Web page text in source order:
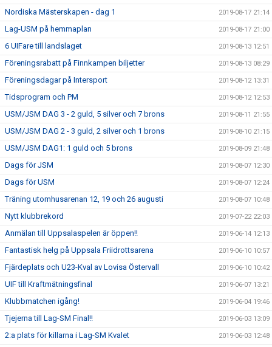
Nordiska Mästerskapen - dag 1 2019-08-17 21:14
Lag-USM på hemmaplan 2019-08-17 21:00
6 UIFare till landslaget 2019-08-13 12:51
Föreningsrabatt på Finnkampen biljetter 2019-08-13 08:29
Föreningsdagar på Intersport 2019-08-12 13:31
Tidsprogram och PM 2019-08-12 12:53
USM/JSM DAG 3 - 2 guld, 5 silver och 7 brons 2019-08-11 21:55
USM/JSM DAG 2 - 3 guld, 2 silver och 1 brons 2019-08-10 21:15
USM/JSM DAG1: 1 guld och 5 brons 2019-08-09 21:48
Dags för JSM 2019-08-07 12:30
Dags för USM 2019-08-07 12:24
Träning utomhusarenan 12, 19 och 26 augusti 2019-08-07 10:48
Nytt klubbrekord 2019-07-22 22:03
Anmälan till Uppsalaspelen är öppen!! 2019-06-14 12:13
Fantastisk helg på Uppsala Friidrottsarena 2019-06-10 10:57
Fjärdeplats och U23-Kval av Lovisa Östervall 2019-06-10 10:42
UIF till Kraftmätningsfinal 2019-06-07 13:21
Klubbmatchen igång! 2019-06-04 19:46
Tjejerna till Lag-SM Final!! 2019-06-03 13:09
2:a plats för killarna i Lag-SM Kvalet 2019-06-03 12:48